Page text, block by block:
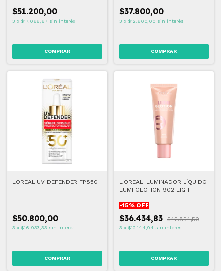
$51.200,00
3 x $17.066,67 sin interés
$37.800,00
3 x $12.600,00 sin interés
LOREAL UV DEFENDER FPS50
$50.800,00
3 x $16.933,33 sin interés
L'OREAL ILUMINADOR LÍQUIDO
LUMI GLOTION 902 LIGHT
-15% OFF
$36.434,83 $42.864,50
3 x $12.144,94 sin interés
COMPRAR